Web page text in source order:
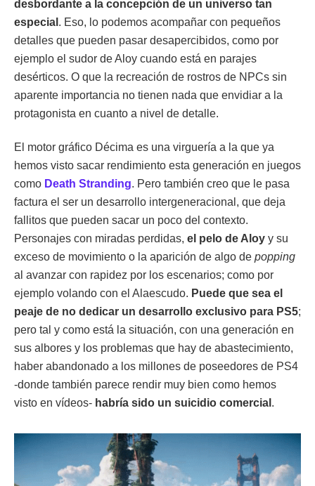
desbordante a la concepción de un universo tan
especial . Eso, lo podemos acompañar con pequeños
detalles que pueden pasar desapercibidos, como por
ejemplo el sudor de Aloy cuando está en parajes
desérticos. O que la recreación de rostros de NPCs sin
aparente importancia no tienen nada que envidiar a la
protagonista en cuanto a nivel de detalle.
El motor gráfico Décima es una virguería a la que ya
hemos visto sacar rendimiento esta generación en juegos
como Death Stranding. Pero también creo que le pasa
factura el ser un desarrollo intergeneracional, que deja
fallitos que pueden sacar un poco del contexto.
Personajes con miradas perdidas, el pelo de Aloy y su
exceso de movimiento o la aparición de algo de popping
al avanzar con rapidez por los escenarios; como por
ejemplo volando con el Alaescudo. Puede que sea el
peaje de no dedicar un desarrollo exclusivo para PS5;
pero tal y como está la situación, con una generación en
sus albores y los problemas que hay de abastecimiento,
haber abandonado a los millones de poseedores de PS4
-donde también parece rendir muy bien como hemos
visto en vídeos- habría sido un suicidio comercial .